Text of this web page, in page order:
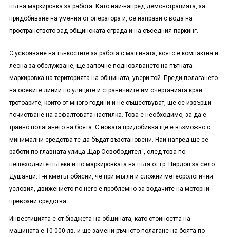
пътна маркировка за работа. Като най-напред демонстрацията, за
придобиване на умения от оператора й, се направи с вода на
пространството зад общинската сграда и на съседния паркинг.
С усвояване на тънкостите за работа с машината, която е компактна и
лесна за обслужване, ще започне подновяването на пътната
маркировка на територията на общината, увери той. Преди полагането
на осевите линии по улиците и страничните им очертанията край
тротоарите, които от много години и не съществуват, ще се извърши
почистване на асфалтовата настилка. Това е необходимо, за да е
трайно полагането на боята. С новата придобивка ще е възможно с
минимални средства те да бъдат възстановени. Най-напред ще се
работи по главната улица „Цар Освободител“, след това по
пешеходните пътеки и по маркировката на пътя от гр. Пирдоп за село
Душанци. Г-н кметът обясни, че при мъгли и сложни метеорологични
условия, движението по него е проблемно за водачите на моторни
превозни средства.
Инвестицията е от бюджета на общината, като стойността на
машината е 10 000 лв. и ще замени ръчното полагане на боята по